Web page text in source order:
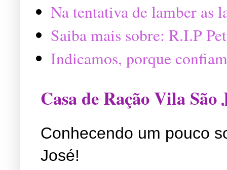
Na tentativa de lamber as
Saiba mais sobre: R.I.P
Indicamos, porque
Casa de Ração Vila São
Conhecendo um pouco
José!